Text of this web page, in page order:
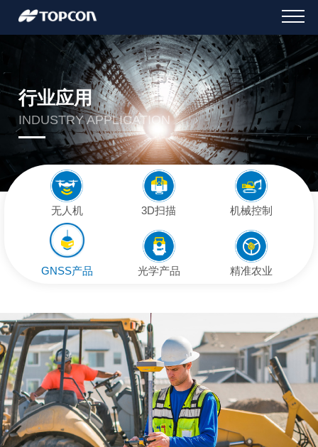
行业应用
INDUSTRY APPLICATION
无人机 3D扫描 机械控制
GNSS产品 光学产品 精准农业